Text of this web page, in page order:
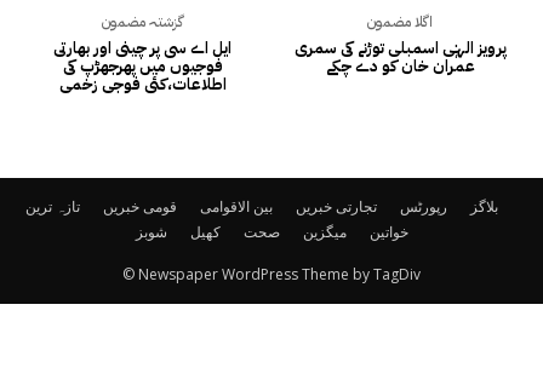
گزشتہ مضمون
ایل اے سی پر چینی اور بھارتی
فوجیوں میں پھرجھڑپ کی
اطلاعات،کئی فوجی زخمی
اگلا مضمون
پرویز الہٰی اسمبلی توڑنے کی سمری
عمران خان کو دے چکے
تازہ ترین قومی خبریں بین الاقوامی تجارتی خبریں رپورٹس
بلاگز
شوبز
کھیل صحت میگزین خواتین
© Newspaper WordPress Theme by TagDiv